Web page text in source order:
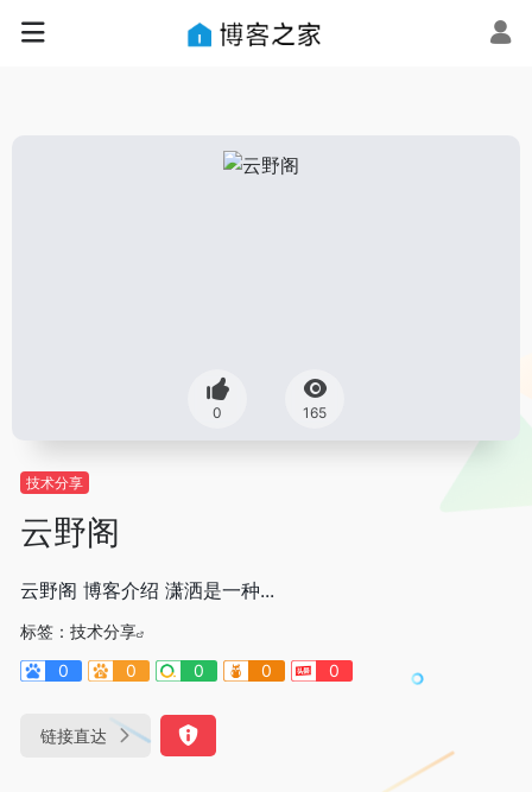
0 165
技术分享
云野阁
云野阁 博客介绍 潇洒是一种...
标签： 技术分享
0
0 0 0 0
链接直达